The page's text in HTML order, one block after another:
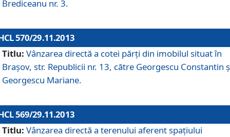
Brediceanu nr. 3.
570/29.11.2013
Titlu: Vânzarea directă a cotei părţi din imobilul situat în
Braşov, str. Republicii nr. 13, către Georgescu Constantin
Georgescu Mariane.
569/29.11.2013
Titlu: Vânzarea directă a terenului aferent spaţiului